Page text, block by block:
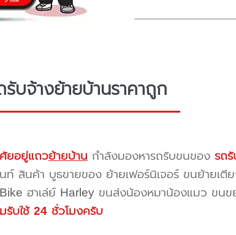
รับจ้างย้ายบ้านราคาถูก
ยอยู่แถวย้ายบ้านกำลังมองหารถรับขนของ รถ
ท์ สินค้า บูธขายของ ย้ายเฟอร์นิเจอร์ ขนย้ายเ
ฮาเล่ย์ Harley ขนส่งน้องหมาน้องแมว ขนขย
รับใช้ 24 ชั่วโมงครับ